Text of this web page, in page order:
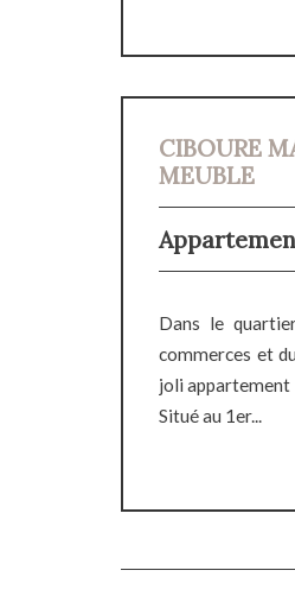
CIBOURE
MEUBLE
Dans le
commerces et
joli appartement
Situé au 1er...